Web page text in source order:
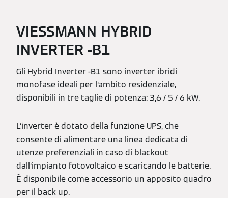
VIESSMANN HYBRID
INVERTER -B1
Gli Hybrid Inverter -B1 sono inverter ibridi
monofase ideali per l‘ambito residenziale,
disponibili in tre taglie di potenza: 3,6 / 5 / 6 kW.
L‘inverter è dotato della funzione UPS, che
consente di alimentare una linea dedicata di
utenze preferenziali in caso di blackout
dall‘impianto fotovoltaico e scaricando le batterie.
È disponibile come accessorio un apposito quadro
per il back up.